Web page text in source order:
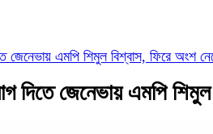
এমপি শিমুল বিশ্বাস, ফিরে অংশ
জেনেভায় এমপি শিমুল